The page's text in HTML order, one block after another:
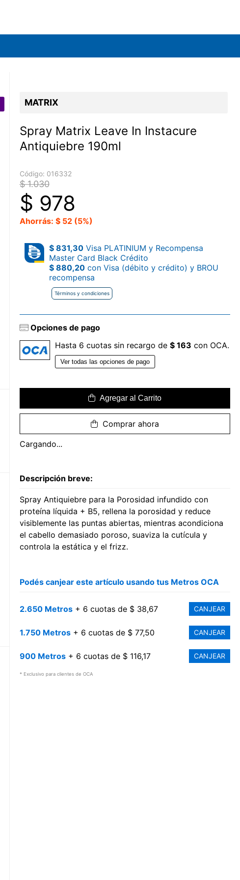
MATRIX
Spray Matrix Leave In Instacure
Antiquiebre 190ml
Código: 016332
$ 1.030
$ 978
Ahorrás: $ 52 (5%)
$ 831,30Visa PLATINIUM y Recompensa
Master Card Black Crédito
$ 880,20con Visa (débito y crédito) y BROU
recompensa
Términos y condiciones
Opciones de pago
Hasta 6 cuotas sin recargo de $ 163 con OCA.
Ver todas las opciones de pago
Agregar al Carrito
Comprar ahora
Cargando...
Descripción breve:
Spray Antiquiebre para la Porosidad infundido con
proteína líquida + B5, rellena la porosidad y reduce
visiblemente las puntas abiertas, mientras acondiciona
el cabello demasiado poroso, suaviza la cutícula y
controla la estática y el frizz.
Podés canjear este artículo usando tus Metros OCA
2.650 Metros+ 6 cuotas de $ 38,67 CANJEAR
1.750 Metros+ 6 cuotas de $ 77,50 CANJEAR
900 Metros+ 6 cuotas de $ 116,17 CANJEAR
* Exclusivo para clientes de OCA